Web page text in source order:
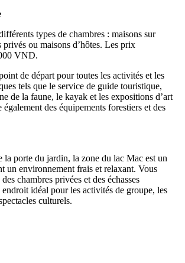
types de chambres : maisons sur
privés ou maisons d’hôtes. Les prix
VND.
de départ pour toutes les activités et les
tels que le service de guide touristique,
de la faune, le kayak et les expositions d’art
des équipements forestiers et des
porte du jardin, la zone du lac Mac est un
un environnement frais et relaxant. Vous
chambres privées et des échasses
idéal pour les activités de groupe, les
culturels.